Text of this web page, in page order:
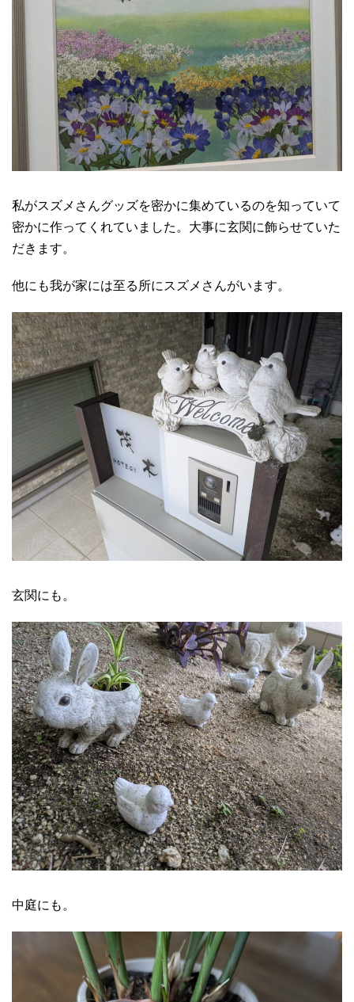
私がスズメさんグッズを密かに集めているのを知っていて
密かに作ってくれていました。大事に玄関に飾らせていた
だきます。
他にも我が家には至る所にスズメさんがいます。
玄関にも。
中庭にも。